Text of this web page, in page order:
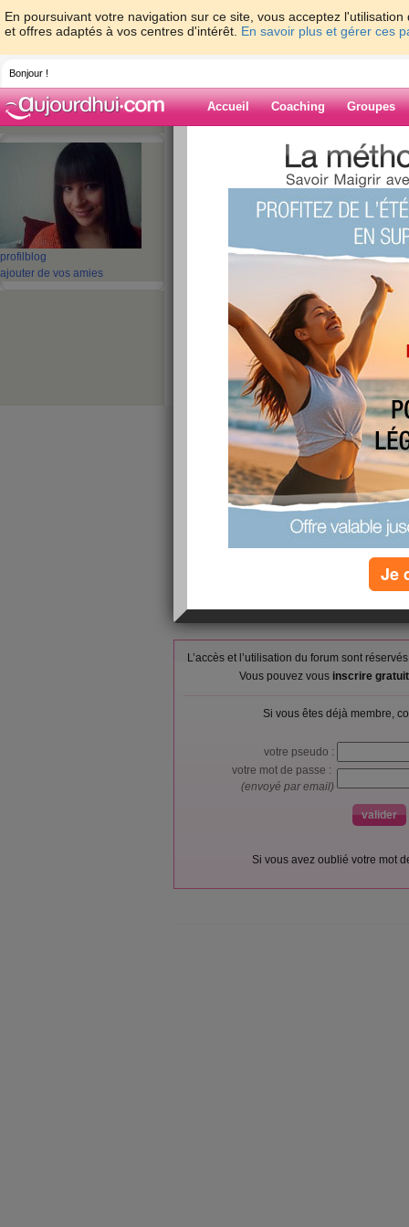
En poursuivant votre navigation sur ce site, vous acceptez
et offres adaptés à vos centres d'intérêt. En savoir plus et gérer ces
Bonjour !
Accueil Coaching Groupes
profil blog
ajouter de vos amies
> > 20/09
Blog de
20/09
Salut les filles!
Alors au menu aujourd'hui:
Matin: un bol de miel pops avec du lait, un café
Midi: salade verte et betterave, purée maison,
vanille 20%mg
Soir: salade verte, pavé de saumon, compote
Je vais essayé de ne manger que ça!!! ET RIEN
Bonne journéé a vous toute
L’accès et l’utilisation du forum sont
Vous pouvez vous inscrire
Si vous êtes déjà membre,
votre pseudo :
votre mot de passe :
(envoyé par email)
Si vous avez oublié votre mot
Je